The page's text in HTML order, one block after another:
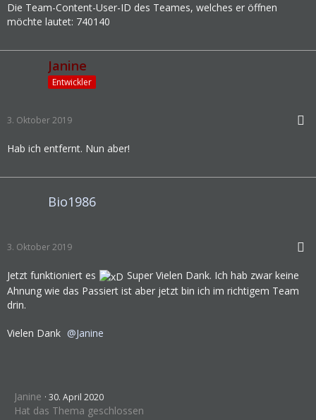
Die Team-Content-User-ID des Teames, welches er öffnen
möchte lautet: 740140
Janine
Entwickler
3. Oktober 2019
Hab ich entfernt. Nun aber!
Bio1986
3. Oktober 2019
Jetzt funktioniert es
Super Vielen Dank. Ich hab zwar keine
Ahnung wie das Passiert ist aber jetzt bin ich im richtigem Team
drin.
Vielen Dank Janine
Janine 30. April 2020
Hat das Thema geschlossen